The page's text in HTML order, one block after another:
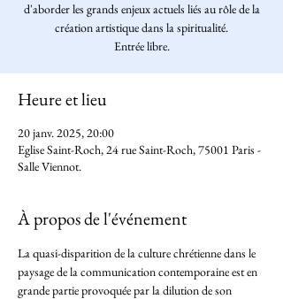
d'aborder les grands enjeux actuels liés au rôle de la
création artistique dans la spiritualité.
Entrée libre.
Heure et lieu
20 janv. 2025, 20:00
Eglise Saint-Roch, 24 rue Saint-Roch, 75001 Paris -
Salle Viennot.
À propos de l'événement
La quasi-disparition de la culture chrétienne dans le
paysage de la communication contemporaine est en
grande partie provoquée par la dilution de son